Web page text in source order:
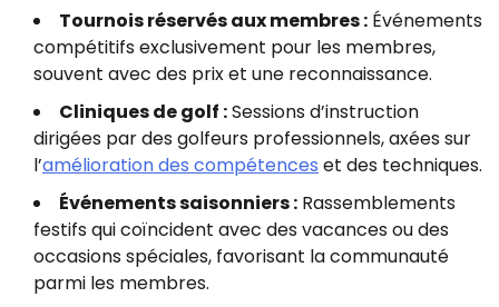
Tournois réservés aux membres : Événements
compétitifs exclusivement pour les membres,
souvent avec des prix et une reconnaissance.
Cliniques de golf :Sessions d’instruction
dirigées par des golfeurs professionnels, axées sur
l’amélioration des compétences et des techniques.
Événements saisonniers : Rassemblements
festifs qui coïncident avec des vacances ou des
occasions spéciales, favorisant la communauté
parmi les membres.